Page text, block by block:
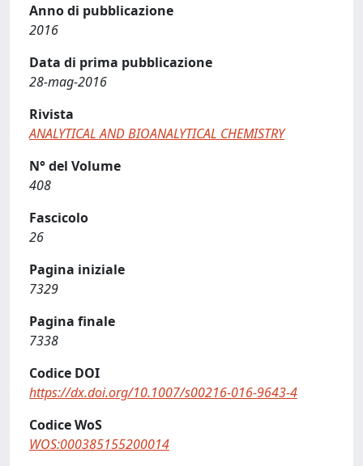
Anno di pubblicazione
2016
Data di prima pubblicazione
28-mag-2016
Rivista
ANALYTICAL AND BIOANALYTICAL CHEMISTRY
N° del Volume
408
Fascicolo
26
Pagina iniziale
7329
Pagina finale
7338
Codice DOI
https://dx.doi.org/10.1007/s00216-016-9643-4
Codice WoS
WOS:000385155200014